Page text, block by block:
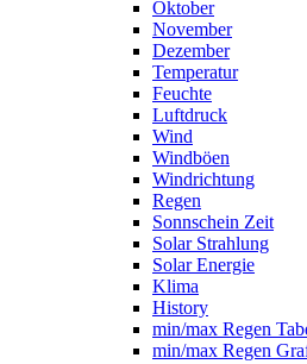
Oktober
November
Dezember
Temperatur
Feuchte
Luftdruck
Wind
Windböen
Windrichtung
Regen
Sonnschein Zeit
Solar Strahlung
Solar Energie
Klima
History
min/max Regen
min/max Regen